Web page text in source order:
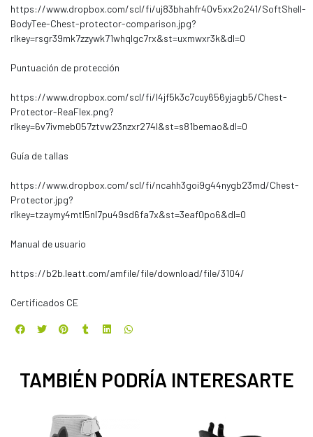
https://www.dropbox.com/scl/fi/uj83bhahfr40v5xx2o241/SoftShell-
BodyTee-Chest-protector-comparison.jpg?
rlkey=rsgr39mk7zzywk71whqlgc7rx&st=uxmwxr3k&dl=0
Puntuación de protección
https://www.dropbox.com/scl/fi/l4jf5k3c7cuy656yjagb5/Chest-
Protector-ReaFlex.png?
rlkey=6v7ivmeb057ztvw23nzxr274l&st=s81bemao&dl=0
Guía de tallas
https://www.dropbox.com/scl/fi/ncahh3goi9g44nygb23md/Chest-
Protector.jpg?
rlkey=tzaymy4mtl5nl7pu49sd6fa7x&st=3eaf0po6&dl=0
Manual de usuario
https://b2b.leatt.com/amfile/file/download/file/3104/
Certificados CE
TAMBIÉN PODRÍA INTERESARTE